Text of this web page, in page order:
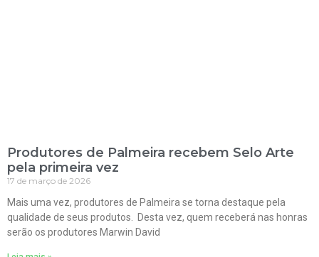
Produtores de Palmeira recebem Selo Arte
pela primeira vez
17 de março de 2026
Mais uma vez, produtores de Palmeira se torna destaque pela
qualidade de seus produtos. Desta vez, quem receberá nas honras
serão os produtores Marwin David